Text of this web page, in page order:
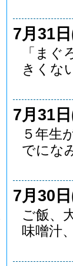
7月31
「ま
きくな
7月31
５年生
でにな
7月30
ご飯、
味噌汁